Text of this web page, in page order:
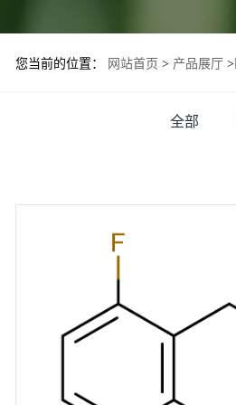
您当前的位置： 网站首页 > 产品展厅 >
全部